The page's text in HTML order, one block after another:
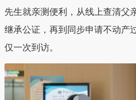
先生就亲测便利，从线上查清父
继承公证，再到同步申请不动产
仅一次到访。